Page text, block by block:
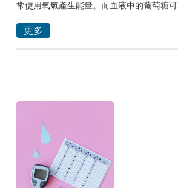
常使用氧氣產生能量。而血液中的葡萄糖可..
更多